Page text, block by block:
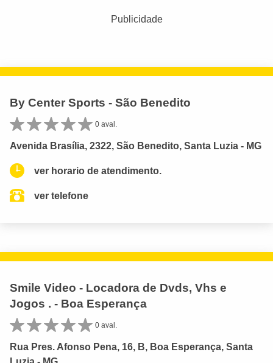
Publicidade
By Center Sports - São Benedito
0 aval.
Avenida Brasília, 2322, São Benedito, Santa Luzia - MG
ver horario de atendimento.
ver telefone
Smile Video - Locadora de Dvds, Vhs e
Jogos . - Boa Esperança
0 aval.
Rua Pres. Afonso Pena, 16, B, Boa Esperança, Santa